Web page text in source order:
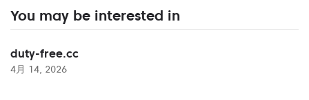
You may be interested in
duty-free.cc
4月 14, 2026